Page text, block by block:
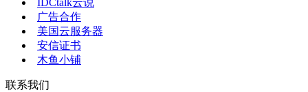
广告合作
美国云服务器
安信证书
木鱼小铺
联系我们